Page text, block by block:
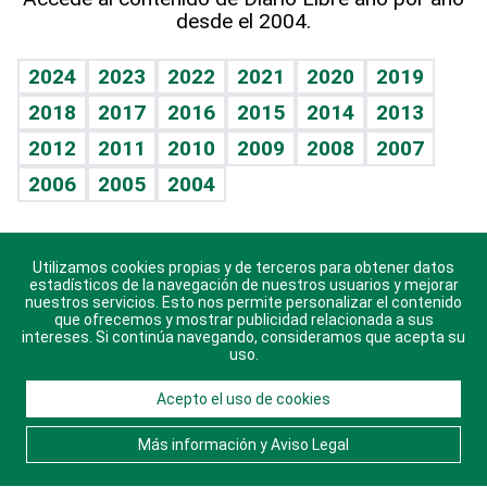
Vida y familia
Eñe
Celebrando la vida
Sin complejos
En pocas palabras
Escuchando al corazón
Economía Personal
TBT Deportivo
Guía del dinero
Horóscopos
Crucigramas
desde el 2004.
2024 2023 2022 2021 2020
2019
2018
2017 2016 2015 2014
2013
2012
2011 2010 2009 2008
2007
2006
2005 2004
Descarga nuestras aplicaciones para Android, iOS y
sistema Huawei.
© 2021 Diario Libre, todos los derechos reservados.
Consulta elAviso Legal. Ponte en Contacto
nosotros y conoce más sobre Diario Libre
Utilizamos cookies propias y de terceros para obtener datos
estadísticos de la navegación de nuestros usuarios y mejorar
nuestros servicios. Esto nos permite personalizar el contenido
que ofrecemos y mostrar publicidad relacionada a sus
intereses. Si continúa navegando, consideramos que acepta su
uso.
Acepto el uso de cookies
Más información y Aviso Legal